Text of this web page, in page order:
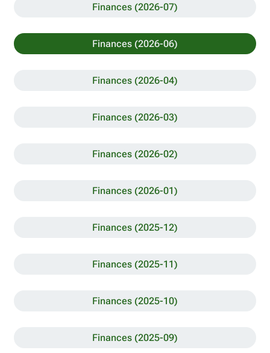
Finances (2026-07)
Finances (2026-06)
Finances (2026-04)
Finances (2026-03)
Finances (2026-02)
Finances (2026-01)
Finances (2025-12)
Finances (2025-11)
Finances (2025-10)
Finances (2025-09)